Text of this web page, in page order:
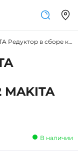
Запасная часть MAKITA Редуктор в сборе к шуруповерту DDF482 MAKITA (127511-1)
В наличии